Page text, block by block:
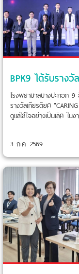
โรงพยาบาลบางปะกอก 9
รางวัลเกียรติยศ
ดูแลใส่ใจอย่างเป็นเลิศ ใ
เซนเตอร์ พอยต์ ลุมพินี
2569
3 ก.ค. 2569